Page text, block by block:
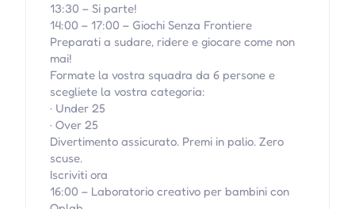
13:30 – Si parte!
14:00 – 17:00 – Giochi Senza Frontiere
Preparati a sudare, ridere e giocare come non
mai!
Formate la vostra squadra da 6 persone e
scegliete la vostra categoria:
· Under 25
· Over 25
Divertimento assicurato. Premi in palio. Zero
scuse.
Iscriviti ora
16:00 – Laboratorio creativo per bambini con